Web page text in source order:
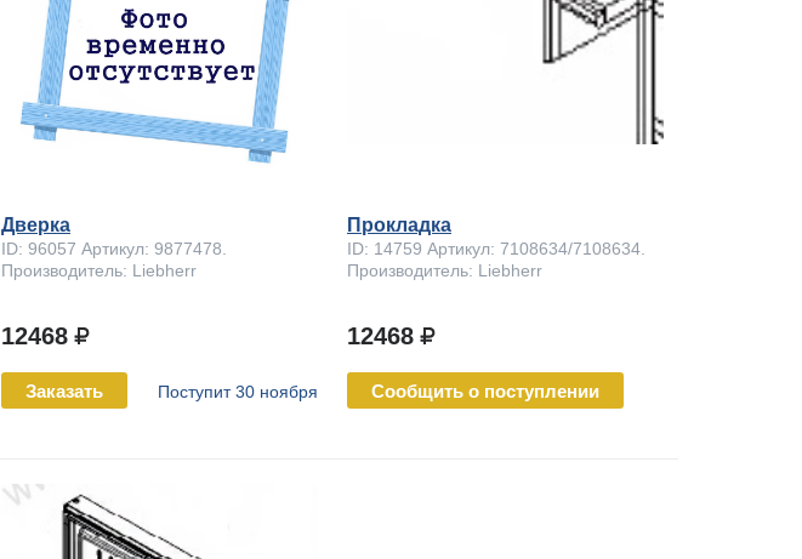
Дверка
ID: 96057 Артикул: 9877478.
Производитель: Liebherr
12468
Заказать Поступит 30 ноября
Прокладка
ID: 14759 Артикул: 7108634/7108634.
Производитель: Liebherr
12468
Сообщить о поступлении